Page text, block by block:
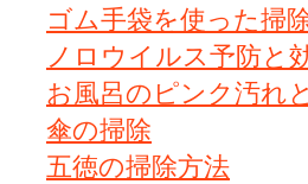
ゴム手袋を使った掃
ノロウイルス予防と
お風呂のピンク汚れ
傘の掃除
五徳の掃除方法